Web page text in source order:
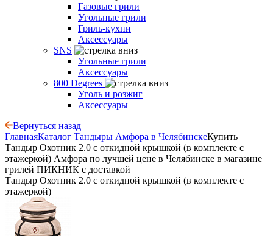
Газовые грили
Угольные грили
Гриль-кухни
Аксессуары
SNS
Угольные грили
Аксессуары
800 Degrees
Уголь и розжиг
Аксессуары
Вернуться назад
ГлавнаяКаталог Тандыры Амфора в ЧелябинскеКупить
Тандыр Охотник 2.0 с откидной крышкой (в комплекте с
этажеркой) Амфора по лучшей цене в Челябинске в магазине
грилей ПИКНИК с доставкой
Тандыр Охотник 2.0 с откидной крышкой (в комплекте с
этажеркой)